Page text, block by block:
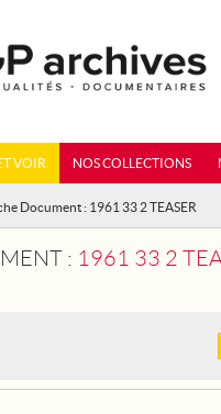
VOIR NOS COLLECTIONS
Document : 1961 33 2 TEASER
: 1961 33 2